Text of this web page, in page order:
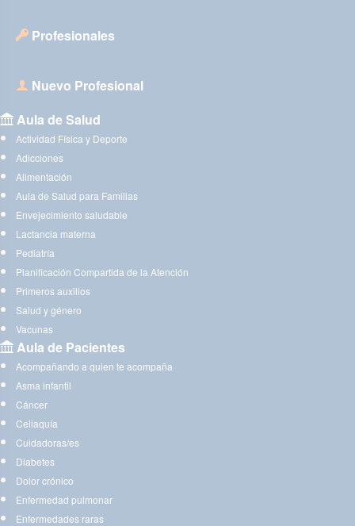
Profesionales
Nuevo Profesional
Aula de Salud
Actividad Física y Deporte
Adicciones
Alimentación
Aula de Salud para Familias
Envejecimiento saludable
Lactancia materna
Pediatría
Planificación Compartida de la Atención
Primeros auxilios
Salud y género
Vacunas
Aula de Pacientes
Acompañando a quien te acompaña
Asma infantil
Cáncer
Celiaquía
Cuidadoras/es
Diabetes
Dolor crónico
Enfermedad pulmonar
Enfermedades raras